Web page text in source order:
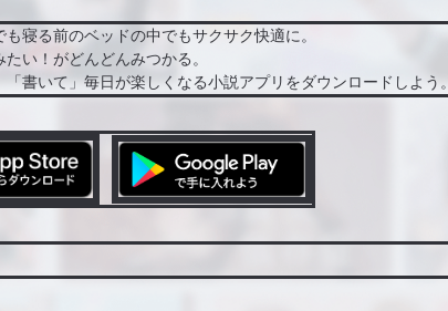
も寝る前のベッドの中でもサクサク快適に。
たい！がどんどんみつかる。
「書いて」毎日が楽しくなる小説アプリをダウンロードしよう。